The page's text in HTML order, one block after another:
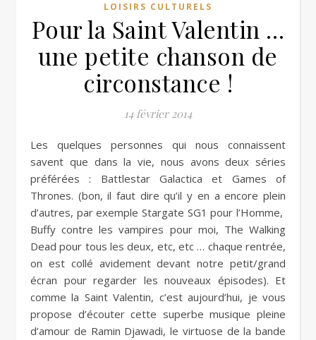
LOISIRS CULTURELS
Pour la Saint Valentin …
une petite chanson de
circonstance !
14 février 2014
Les quelques personnes qui nous connaissent
savent que dans la vie, nous avons deux séries
préférées : Battlestar Galactica et Games of
Thrones. (bon, il faut dire qu’il y en a encore plein
d’autres, par exemple Stargate SG1 pour l’Homme,
Buffy contre les vampires pour moi, The Walking
Dead pour tous les deux, etc, etc … chaque rentrée,
on est collé avidement devant notre petit/grand
écran pour regarder les nouveaux épisodes). Et
comme la Saint Valentin, c’est aujourd’hui, je vous
propose d’écouter cette superbe musique pleine
d’amour de Ramin Djawadi, le virtuose de la bande